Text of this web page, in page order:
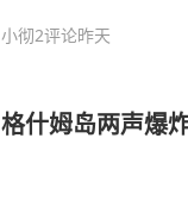
小彻2评论昨天
格什姆岛两声爆